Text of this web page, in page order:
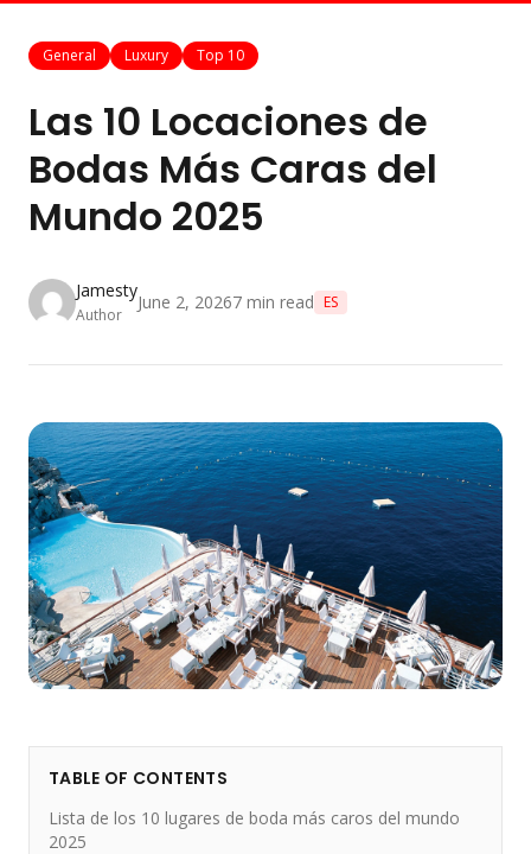
General Luxury Top 10
Las 10 Locaciones de
Bodas Más Caras del
Mundo 2025
Jamesty
Author
June 2, 20267 min read ES
TABLE OF CONTENTS
Lista de los 10 lugares de boda más caros del mundo
2025